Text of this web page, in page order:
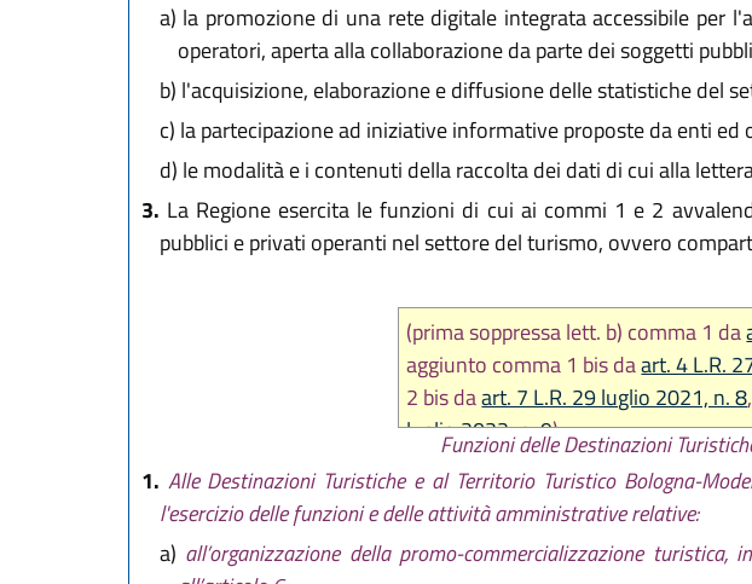
a) la promozione di una rete digitale integrata accessibile per
operatori, aperta alla collaborazione da parte dei soggetti
b) l'acquisizione, elaborazione e diffusione delle statistiche del
c) la partecipazione ad iniziative informative proposte da enti ed
d) le modalità e i contenuti della raccolta dei dati di cui alla
3. La Regione esercita le funzioni di cui ai commi 1 e 2
pubblici e privati operanti nel settore del turismo, ovvero
(prima soppressa lett. b) comma 1 da
aggiunto comma 1 bis daart. 4 L.R.
2 bis daart. 7 L.R. 29 luglio 2021, n. 8
luglio 2022, n. 9)
Funzioni delle Destinazioni
1. Alle Destinazioni Turistiche e al Territorio Turistico Bologna-
l'esercizio delle funzioni e delle attività amministrative relative:
a) all’organizzazione della promo-commercializzazione